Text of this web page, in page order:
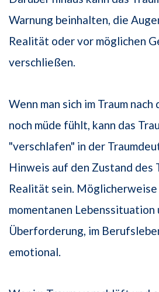
Warnung beinhalten, die
Realität oder vor möglichen
verschließen.
Wenn man sich im Traum
noch müde fühlt, kann das
"verschlafen" in der
Hinweis auf den Zustand des
Realität sein.
momentanen Lebenssituation
Überforderung, im
emotional.